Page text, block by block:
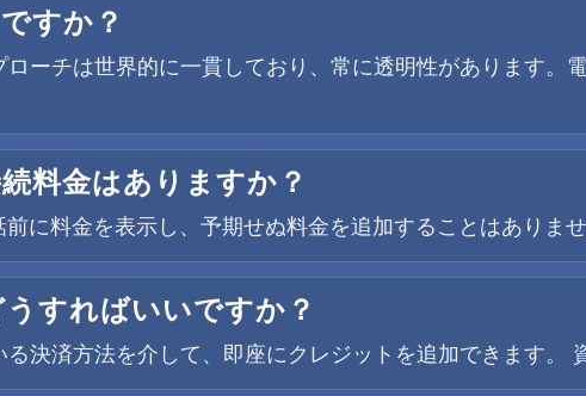
すか？
ーチは世界的に一貫しており、常に透明性があります。
料金はありますか？
に料金を表示し、予期せぬ料金を追加することはありませ
すればいいですか？
決済方法を介して、即座にクレジットを追加できます。